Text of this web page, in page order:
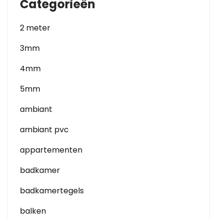
Categorieën
2 meter
3mm
4mm
5mm
ambiant
ambiant pvc
appartementen
badkamer
badkamertegels
balken